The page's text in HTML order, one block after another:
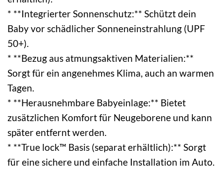
* **Integrierter Sonnenschutz:** Schützt dein
Baby vor schädlicher Sonneneinstrahlung (UPF
50+).
* **Bezug aus atmungsaktiven Materialien:**
Sorgt für ein angenehmes Klima, auch an warmen
Tagen.
* **Herausnehmbare Babyeinlage:** Bietet
zusätzlichen Komfort für Neugeborene und kann
später entfernt werden.
* **True lock™ Basis (separat erhältlich):** Sorgt
für eine sichere und einfache Installation im Auto.